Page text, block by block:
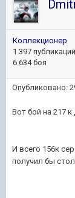
Коллекционер
1 397 публикаций
6 634 боя
Опубликовано:
Вот бой на 217
​И всего 156к
получил бы